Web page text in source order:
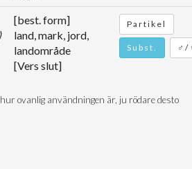
[best. form]
land, mark, jord,
landområde
[Vers slut]
Partikel
Subst. ♂/
ovanlig användningen är, ju rödare desto